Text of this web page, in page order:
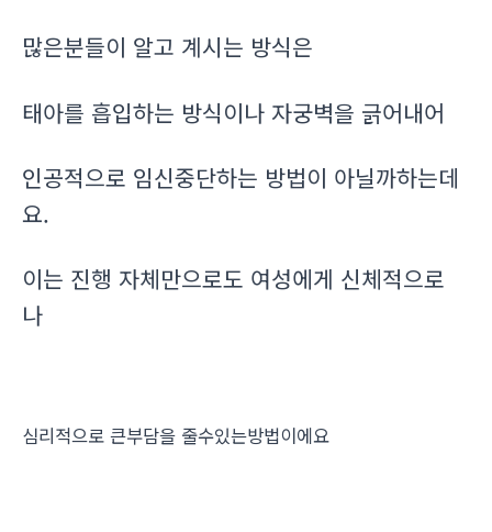
많은분들이 알고 계시는 방식은
태아를 흡입하는 방식이나 자궁벽을 긁어내어
인공적으로 임신중단하는 방법이 아닐까하는데
요.
이는 진행 자체만으로도 여성에게 신체적으로
나
심리적으로 큰부담을 줄수있는방법이에요